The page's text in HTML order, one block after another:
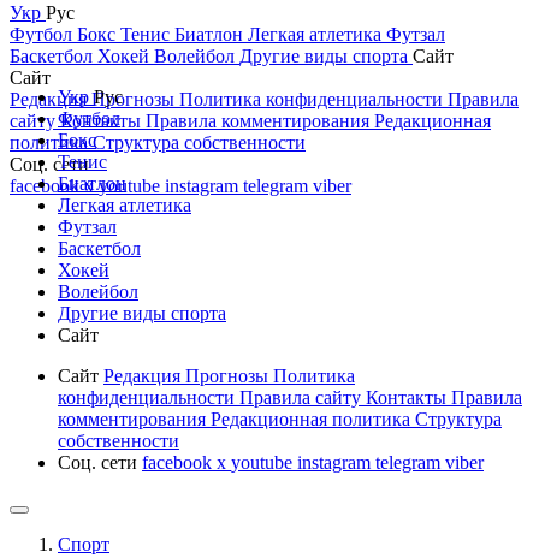
Укр Рус
Футбол Бокс Тенис Биатлон Легкая атлетика Футзал
Баскетбол Хокей Волейбол Другие виды спорта Сайт
Сайт
РедакцияПрогнозы Политика конфиденциальности Правила
сайтуКонтакты Правила комментирования Редакционная
политикаСтруктура собственности
Соц. сети
facebookxyoutube instagram telegram viber
УкрРус
Футбол
Бокс
Тенис
Биатлон
Легкая атлетика
Футзал
Баскетбол
Хокей
Волейбол
Другие виды спорта
Сайт
Сайт Редакция Прогнозы Политика
конфиденциальности Правила сайту Контакты Правила
комментирования Редакционная политика Структура
собственности
Соц. сети facebook x youtube instagram telegram viber
Спорт